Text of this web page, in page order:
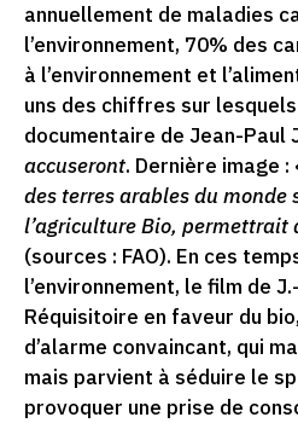
annuellement de maladies
l’environnement, 70% des
à l’environnement et
uns des chiffres sur
documentaire de Jean-Paul
accuseront. Dernière image :
des terres arables du monde
l’agriculture Bio, permettrait
(sources : FAO). En ces
l’environnement, le film de
Réquisitoire en faveur du
d’alarme convaincant, qui
mais parvient à séduire le
provoquer une prise de